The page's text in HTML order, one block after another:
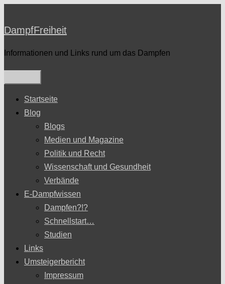
springen
DampfFreiheit
Informationen und Links rund um das Dampfen
Startseite
Blog
Blogs
Medien und Magazine
Politik und Recht
Wissenschaft und Gesundheit
Verbände
E-Dampfwissen
Dampfen?!?
Schnellstart…
Studien
Links
Umsteigerbericht
Impressum